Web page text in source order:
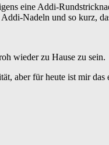
eine Addi-
Nadeln und so kurz,
wieder zu Hause zu sein.
aber für heute ist mir